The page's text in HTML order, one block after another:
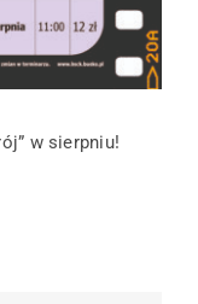
w sierpniu!